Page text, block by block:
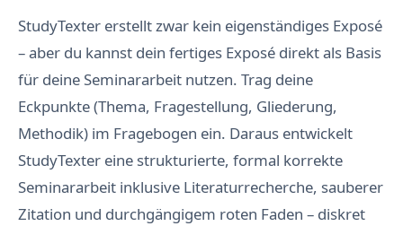
StudyTexter erstellt zwar kein eigenständiges Exposé
– aber du kannst dein fertiges Exposé direkt als Basis
für deine Seminararbeit nutzen. Trag deine
Eckpunkte (Thema, Fragestellung, Gliederung,
Methodik) im Fragebogen ein. Daraus entwickelt
StudyTexter eine strukturierte, formal korrekte
Seminararbeit inklusive Literaturrecherche, sauberer
Zitation und durchgängigem roten Faden – diskret